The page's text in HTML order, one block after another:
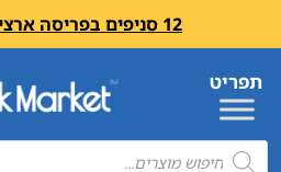
12 סניפים בפריסה ארצית – בואו לבקר